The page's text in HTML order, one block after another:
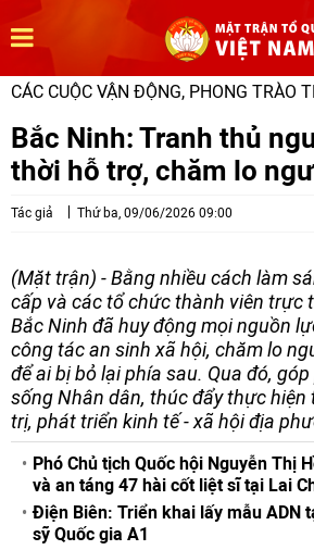
CÁC CUỘC VẬN ĐỘNG, PHONG TRÀO
Bắc Ninh: Tranh thủ
thời hỗ trợ, chăm lo
Tác giả Thứ ba, 09/06/2026 09:00
(Mặt trận) - Bằng nhiều cách làm
cấp và các tổ chức thành viên trực
Bắc Ninh đã huy động mọi nguồn
công tác an sinh xã hội, chăm lo
để ai bị bỏ lại phía sau. Qua đó,
sống Nhân dân, thúc đẩy thực hiện
trị, phát triển kinh tế - xã hội địa
Phó Chủ tịch Quốc hội Nguyễn Thị
và an táng 47 hài cốt liệt sĩ tại Lai
Điện Biên: Triển khai lấy mẫu ADN
sỹ Quốc gia A1